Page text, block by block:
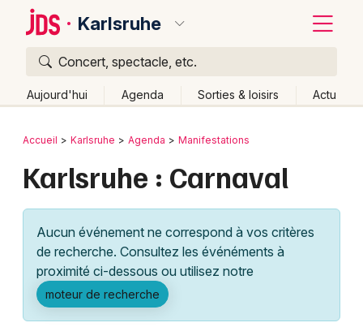
Karlsruhe
Concert, spectacle, etc.
Aujourd'hui Agenda Sorties & loisirs Actu
Publier un événement
Grands événements
Activité & Expérience
Manifestations
Bordeaux
Lille
Lyon
Marseille
Retour
Accueil Karlsruhe Agenda Manifestations
Karlsruhe : Carnaval
Aucun événement ne correspond à vos critères
de recherche. Consultez les événéments à
proximité ci-dessous ou utilisez notre
moteur de recherche
Quoi ?
Où ?
Changer de lieu
Quand ?
Effacer les dates
Aujourd'hui
Demain Ce week-end Autre